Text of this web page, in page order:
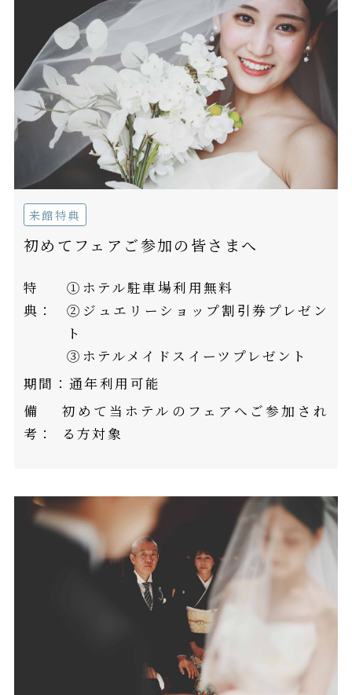
来館特典
初めてフェアご参加の皆さまへ
特
典：
①ホテル駐車場利用無料
②ジュエリーショップ割引券プレゼン
ト
③ホテルメイドスイーツプレゼント
期間： 通年利用可能
備
考：
初めて当ホテルのフェアへご参加され
る方対象